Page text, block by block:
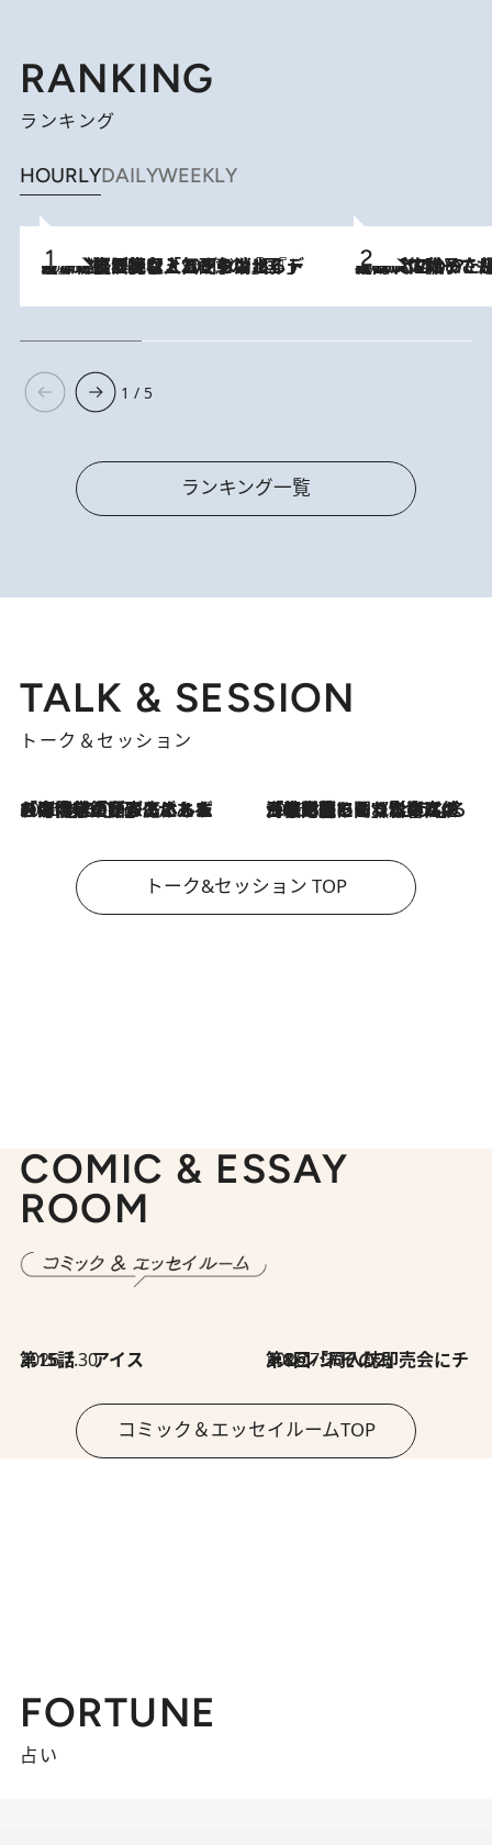
RANKING
ランキング
HOURLYDAILYWEEKLY
2026.8.5
【なぜ吉沢亮は「気配を消せる」のか？】興行収入208億の『国宝』を経て挑むミュージカル『ディア・エヴァン・ハンセン』。トップ俳優が舞台上でさらけ出した“孤独”とは 2026.8.5
【阿川佐和子さんの年とる力】なぜ70代で始めた趣味は“こんなに楽しい”のか？ ピアノ、俳句…スランプに陥っても続けられる“ある秘訣”とは
1 / 5
ランキング一覧
TALK & SESSION
トーク＆セッション
2026.8.3
「今後値上げがあるとすれば…」「リスクがあるのは今年の冬」エネルギー専門家が語る、ホルムズ海峡封鎖が家庭にもたらす“ある心配” 2026.8.3
「住宅建てられない…」「サーチャージ料の高値が続いている」ホルムズ海峡封鎖による影響はいつまで続く？《エネルギー専門家に聞く“どうなる日本の暮らし”》
トーク&セッション TOP
COMIC & ESSAY
ROOM
2026.7.30
第15話 アイス 2026.7.30
第8回「同人誌即売会にチャレンジ その2」
コミック＆エッセイルームTOP
FORTUNE
占い